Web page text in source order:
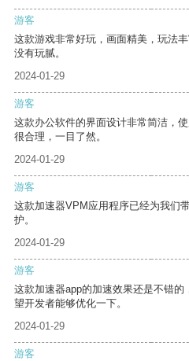
游客
这款游戏非常好玩，画面精美，玩法
没有玩腻。
2024-01-29
游客
这款办公软件的界面设计非常简洁，
很合理，一目了然。
2024-01-29
游客
这款加速器VPM应用程序已经为我们
护。
2024-01-29
游客
这款加速器app的加速效果还是不错
望开发者能够优化一下。
2024-01-29
游客